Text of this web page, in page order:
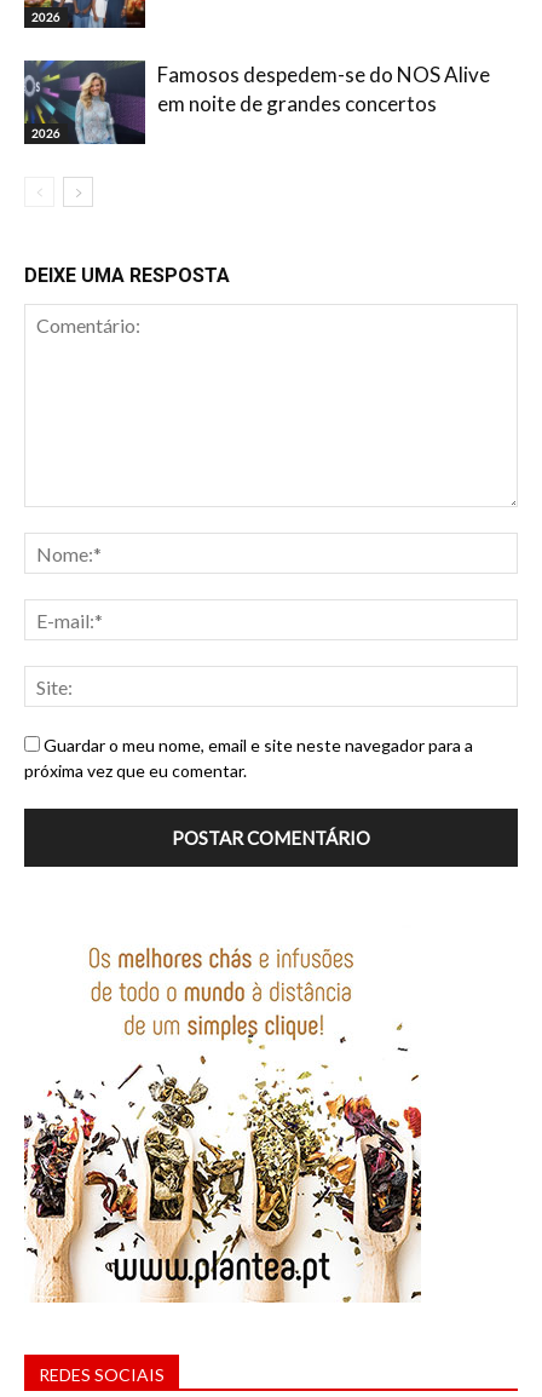
2026
2026
Famosos despedem-se do NOS Alive
em noite de grandes concertos
DEIXE UMA RESPOSTA
Guardar o meu nome, email e site neste navegador para a
próxima vez que eu comentar.
REDES SOCIAIS